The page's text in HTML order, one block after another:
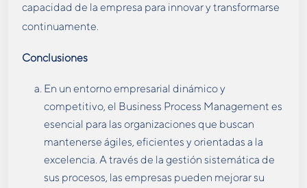
capacidad de la empresa para innovar y transformarse
continuamente.
Conclusiones
En un entorno empresarial dinámico y
competitivo, el Business Process Management es
esencial para las organizaciones que buscan
mantenerse ágiles, eficientes y orientadas a la
excelencia. A través de la gestión sistemática de
sus procesos, las empresas pueden mejorar su